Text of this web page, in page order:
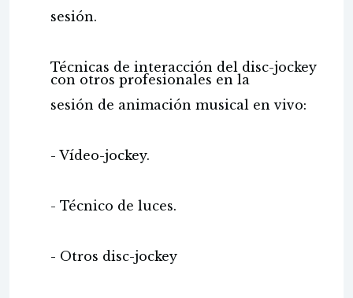
sesión.
Técnicas de interacción del disc-jockey
con otros profesionales en la
sesión de animación musical en vivo:
- Vídeo-jockey.
- Técnico de luces.
- Otros disc-jockey